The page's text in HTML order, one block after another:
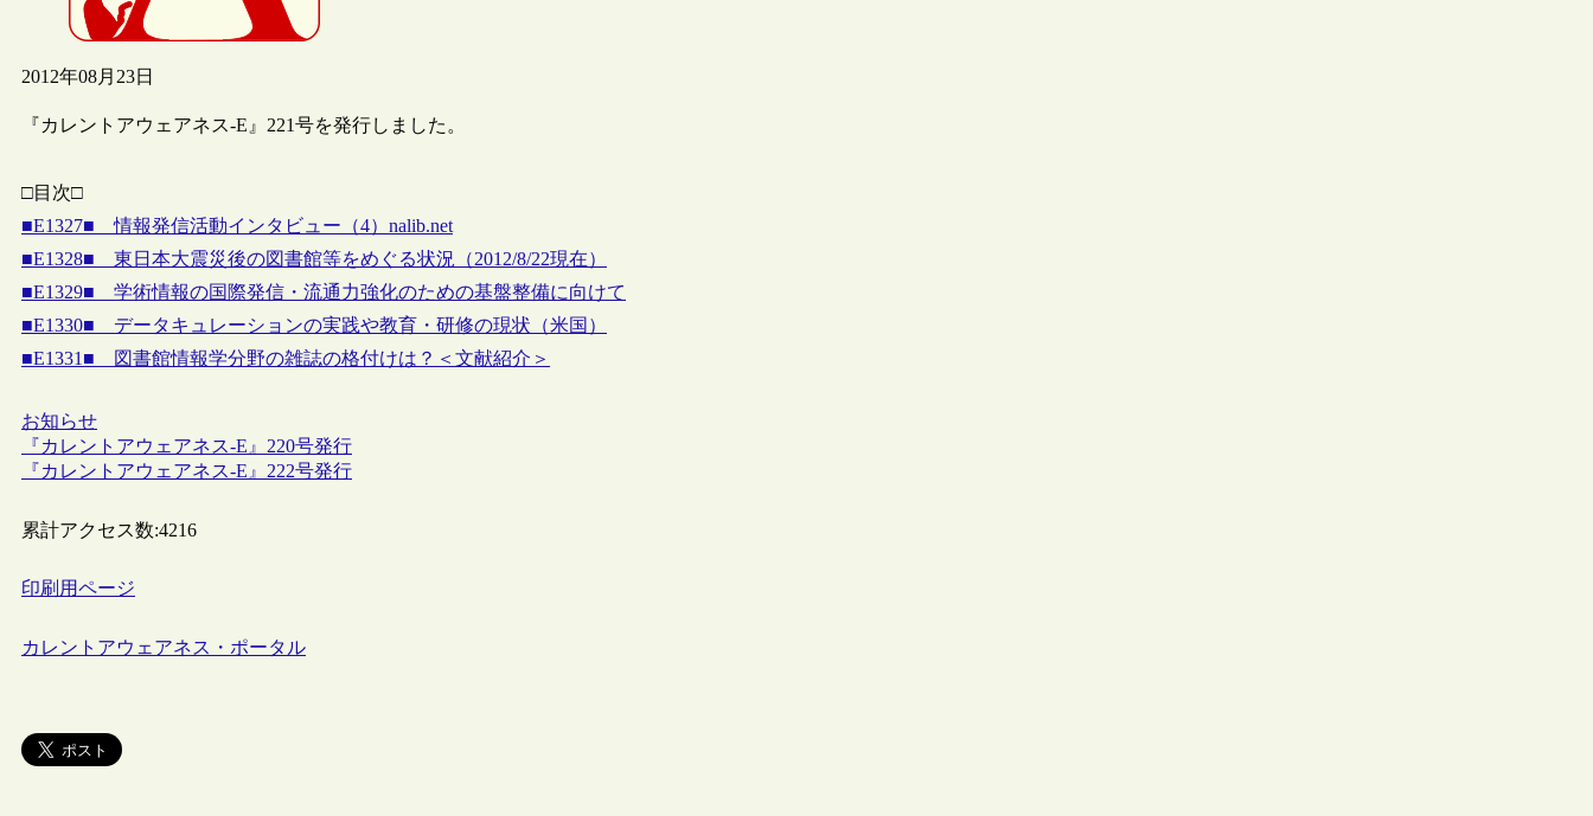
2012年08月23日
『カレントアウェアネス-E』221号を発行しました。
□目次□
■E1327■ 情報発信活動インタビュー（4）nalib.net
■E1328■ 東日本大震災後の図書館等をめぐる状況（2012/8/22現在）
■E1329■ 学術情報の国際発信・流通力強化のための基盤整備に向けて
■E1330■ データキュレーションの実践や教育・研修の現状（米国）
■E1331■ 図書館情報学分野の雑誌の格付けは？＜文献紹介＞
お知らせ
『カレントアウェアネス-E』220号発行
『カレントアウェアネス-E』222号発行
累計アクセス数:4216
印刷用ページ
カレントアウェアネス・ポータル